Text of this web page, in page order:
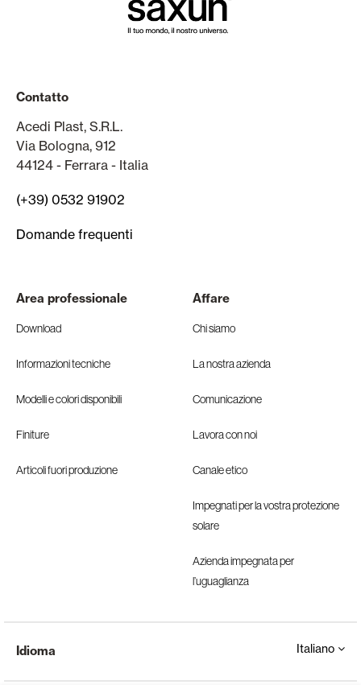
Contatto
Acedi Plast, S.R.L.
Via Bologna, 912
44124 - Ferrara - Italia
(+39) 0532 91902
Domande frequenti
Area professionale
Download
Informazioni tecniche
Modelli e colori disponibili
Finiture
Articoli fuori produzione
Affare
Chi siamo
La nostra azienda
Comunicazione
Lavora con noi
Canale etico
Impegnati per la vostra protezione
solare
Azienda impegnata per
l’uguaglianza
Idioma Italiano